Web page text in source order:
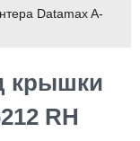
Datamax A-
крышки
RH